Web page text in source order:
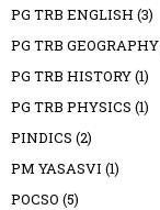
PG TRB ENGLISH (3)
PG TRB GEOGRAPHY
PG TRB HISTORY(1)
PG TRB PHYSICS (1)
PINDICS (2)
PM YASASVI (1)
POCSO (5)